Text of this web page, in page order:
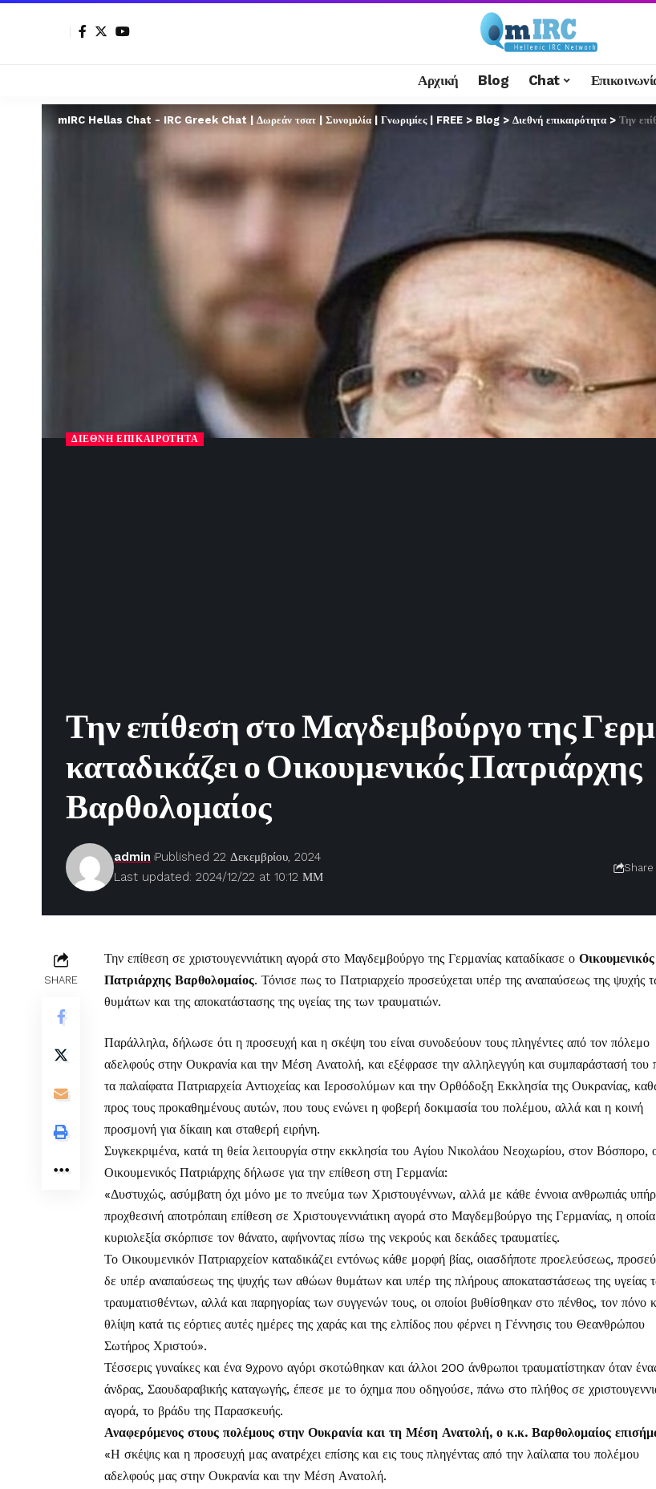
Αρχική Blog Chat
mIRC Hellas Chat - IRC Greek Chat | Δωρεάν τσατ | Συνομιλία | Γνωριμίες | FREE > Blog > Διεθνή επικαιρότητα > Την
ΔΙΕΘΝΉ ΕΠΙΚΑΙΡΌΤΗΤΑ
Την επίθεση στο Μαγδεμβούργο της
καταδικάζει ο Οικουμενικός Πατριάρχης
Βαρθολομαίος
Last updated: 2024/12/22 at 10:12 ΜΜ
admin Published 22 Δεκεμβρίου, 2024
Share
SHARE
Την επίθεση σε χριστουγεννιάτικη αγορά στο Μαγδεμβούργο της Γερμανίας καταδίκασε ο Οικουμενικός
Πατριάρχης Βαρθολομαίος. Τόνισε πως το Πατριαρχείο προσεύχεται υπέρ της αναπαύσεως της ψυχής
θυμάτων και της αποκατάστασης της υγείας της των τραυματιών.
Παράλληλα, δήλωσε ότι η προσευχή και η σκέψη του είναι συνοδεύουν τους πληγέντες από τον πόλεμο
αδελφούς στην Ουκρανία και την Μέση Ανατολή, και εξέφρασε την αλληλεγγύη και συμπαράστασή του
τα παλαίφατα Πατριαρχεία Αντιοχείας και Ιεροσολύμων και την Ορθόδοξη Εκκλησία της Ουκρανίας,
προς τους προκαθημένους αυτών, που τους ενώνει η φοβερή δοκιμασία του πολέμου, αλλά και η κοινή
προσμονή για δίκαιη και σταθερή ειρήνη.
Συγκεκριμένα, κατά τη θεία λειτουργία στην εκκλησία του Αγίου Νικολάου Νεοχωρίου, στον Βόσπορο,
Οικουμενικός Πατριάρχης δήλωσε για την επίθεση στη Γερμανία:
«Δυστυχώς, ασύμβατη όχι μόνο με το πνεύμα των Χριστουγέννων, αλλά με κάθε έννοια ανθρωπιάς
προχθεσινή αποτρόπαιη επίθεση σε Χριστουγεννιάτικη αγορά στο Μαγδεμβούργο της Γερμανίας, η
κυριολεξία σκόρπισε τον θάνατο, αφήνοντας πίσω της νεκρούς και δεκάδες τραυματίες.
Το Οικουμενικόν Πατριαρχείον καταδικάζει εντόνως κάθε μορφή βίας, οιασδήποτε προελεύσεως,
δε υπέρ αναπαύσεως της ψυχής των αθώων θυμάτων και υπέρ της πλήρους αποκαταστάσεως της υγείας
τραυματισθέντων, αλλά και παρηγορίας των συγγενών τους, οι οποίοι βυθίσθηκαν στο πένθος, τον πόνο
θλίψη κατά τις εόρτιες αυτές ημέρες της χαράς και της ελπίδος που φέρνει η Γέννησις του Θεανθρώπου
Σωτήρος Χριστού».
Τέσσερις γυναίκες και ένα 9χρονο αγόρι σκοτώθηκαν και άλλοι 200 άνθρωποι τραυματίστηκαν όταν
άνδρας, Σαουδαραβικής καταγωγής, έπεσε με το όχημα που οδηγούσε, πάνω στο πλήθος σε
αγορά, το βράδυ της Παρασκευής.
Αναφερόμενος στους πολέμους στην Ουκρανία και τη Μέση Ανατολή, ο κ.κ. Βαρθολομαίος
«Η σκέψις και η προσευχή μας ανατρέχει επίσης και εις τους πληγέντας από την λαίλαπα του πολέμου
αδελφούς μας στην Ουκρανία και την Μέση Ανατολή.